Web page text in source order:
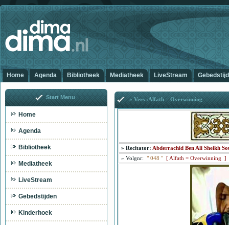
Home Agenda Bibliotheek Mediatheek LiveStream
» Vers :Alfath = Overwinning
» Recitator: Abderrachid Ben Ali Sheikh
» Volgnr: " 048 " [ Alfath = Overwinning ]
Start Menu
Home
Agenda
Bibliotheek
Mediatheek
LiveStream
Gebedstijden
Kinderhoek